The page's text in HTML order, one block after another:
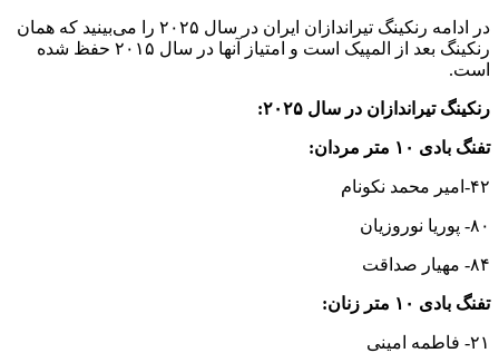
در ادامه رنکینگ تیراندازان ایران در سال ۲۰۲۵ را می‌بینید که همان
رنکینگ بعد از المپیک است و امتیاز آنها در سال ۲۰۱۵ حفظ شده
است.
رنکینگ تیراندازان در سال ۲۰۲۵:
تفنگ بادی ۱۰ متر مردان:
۴۲-امیر محمد نکونام
۸۰- پوریا نوروزیان
۸۴- مهیار صداقت
تفنگ بادی ۱۰ متر زنان:
۲۱- فاطمه امینی